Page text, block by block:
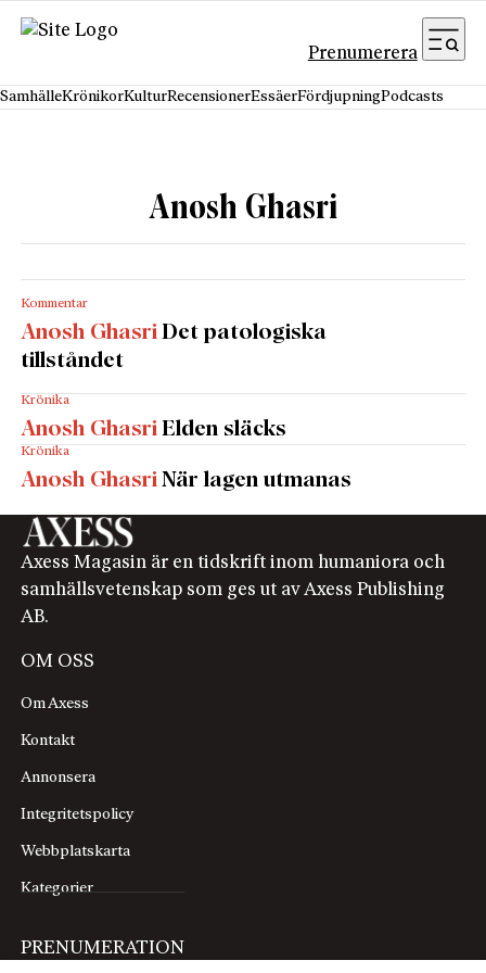
Hoppa till innehåll
Prenumerera
SamhälleKrönikorKulturRecensionerEssäerFördjupningPodcasts
Anosh Ghasri
Kommentar
Anosh Ghasri Det patologiska
tillståndet
Krönika
Anosh Ghasri Elden släcks
Krönika
Anosh Ghasri När lagen utmanas
Axess Magasin är en tidskrift inom humaniora och
samhällsvetenskap som ges ut av Axess Publishing
AB.
OM OSS
Om Axess
Kontakt
Annonsera
Integritetspolicy
Webbplatskarta
Kategorier
PRENUMERATION